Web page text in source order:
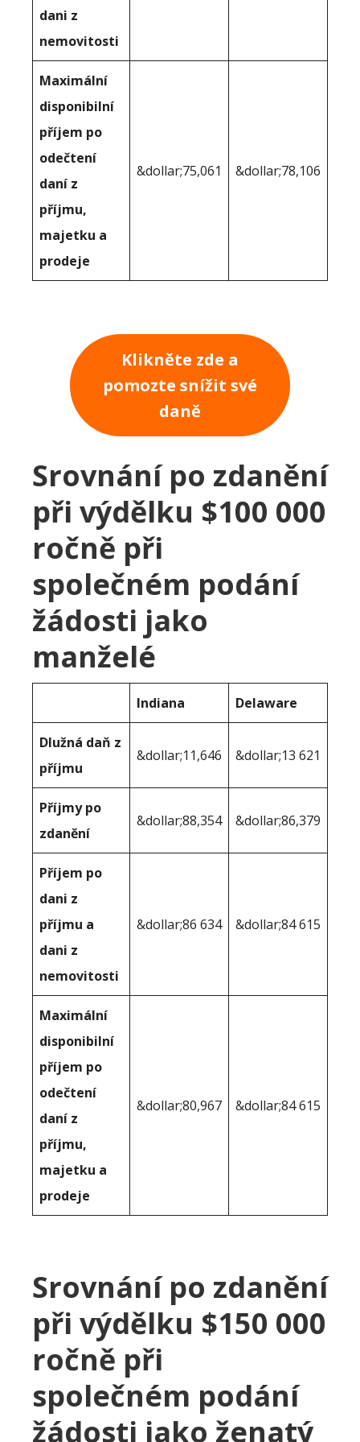
dani z
nemovitosti
Maximální
disponibilní
příjem po
odečtení
daní z
příjmu,
majetku a
prodeje
&dollar;75,061 &dollar;78,106
Klikněte zde a
pomozte snížit své
daně
Srovnání po zdanění
při výdělku $100 000
ročně při
společném podání
žádosti jako
manželé
Indiana Delaware
Dlužná daň z
příjmu
&dollar;11,646 &dollar;13 621
Příjmy po
zdanění
&dollar;88,354 &dollar;86,379
Příjem po
dani z
příjmu a
dani z
nemovitosti
&dollar;86 634 &dollar;84 615
Maximální
disponibilní
příjem po
odečtení
daní z
příjmu,
majetku a
prodeje
&dollar;80,967 &dollar;84 615
Srovnání po zdanění
při výdělku $150 000
ročně při
společném podání
žádosti jako ženatý